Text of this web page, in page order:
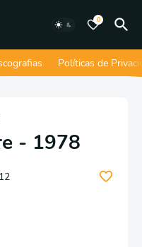
0
Políticas de
- 1978